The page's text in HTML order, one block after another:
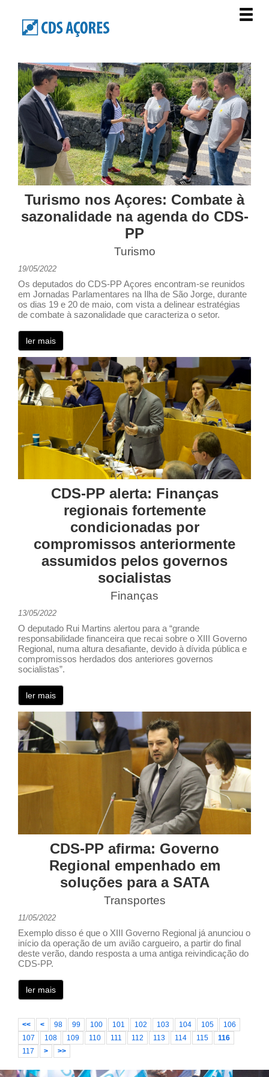
Turismo nos Açores: Combate à
sazonalidade na agenda do CDS-
PP
Turismo
19/05/2022
Os deputados do CDS-PP Açores encontram-se reunidos
em Jornadas Parlamentares na Ilha de São Jorge, durante
os dias 19 e 20 de maio, com vista a delinear estratégias
de combate à sazonalidade que caracteriza o setor.
ler mais
CDS-PP alerta: Finanças
regionais fortemente
condicionadas por
compromissos anteriormente
assumidos pelos governos
socialistas
Finanças
13/05/2022
O deputado Rui Martins alertou para a “grande
responsabilidade financeira que recai sobre o XIII Governo
Regional, numa altura desafiante, devido à dívida pública e
compromissos herdados dos anteriores governos
socialistas”.
ler mais
CDS-PP afirma: Governo
Regional empenhado em
soluções para a SATA
Transportes
11/05/2022
Exemplo disso é que o XIII Governo Regional já anunciou o
início da operação de um avião cargueiro, a partir do final
deste verão, dando resposta a uma antiga reivindicação do
CDS-PP.
ler mais
<< < 98 99 100 101 102 103 104 105
106
107
108 109 110 111 112 113 114 115
116
117
> >>